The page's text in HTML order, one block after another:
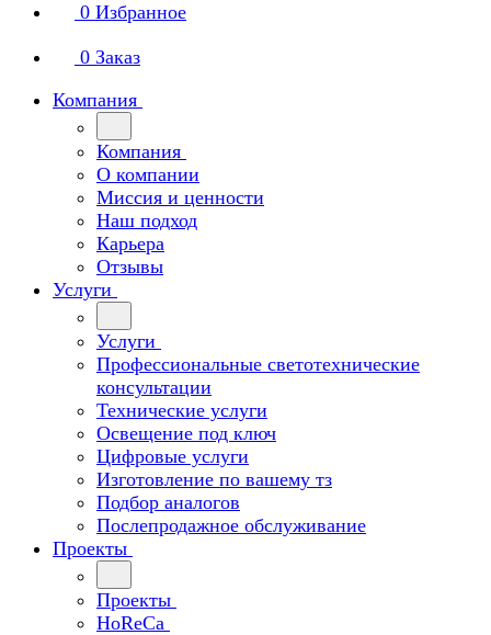
0 Избранное
0 Заказ
Компания
Компания
О компании
Миссия и ценности
Наш подход
Карьера
Отзывы
Услуги
Услуги
Профессиональные светотехнические
консультации
Технические услуги
Освещение под ключ
Цифровые услуги
Изготовление по вашему тз
Подбор аналогов
Послепродажное обслуживание
Проекты
Проекты
HoReCa